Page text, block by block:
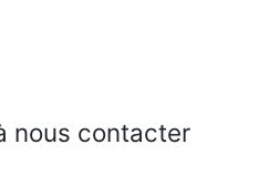
nous contacter